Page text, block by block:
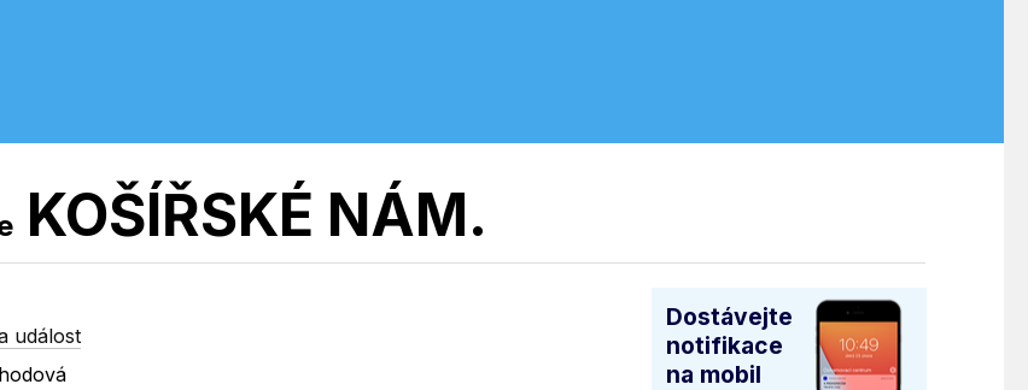
KOŠÍŘSKÉ NÁM.
událost
Dostávejte
notifikace
na mobil